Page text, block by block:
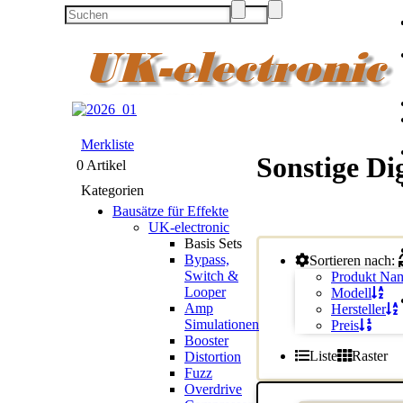
Sonstige
Sortieren nach:
Produkt
Modell
Hersteller
Preis
Liste
Raster
Merkliste
0 Artikel
Kategorien
Bausätze für Effekte
UK-electronic
Basis Sets
Bypass,
Switch &
Looper
Amp
Simulationen
Booster
Distortion
Fuzz
Overdrive